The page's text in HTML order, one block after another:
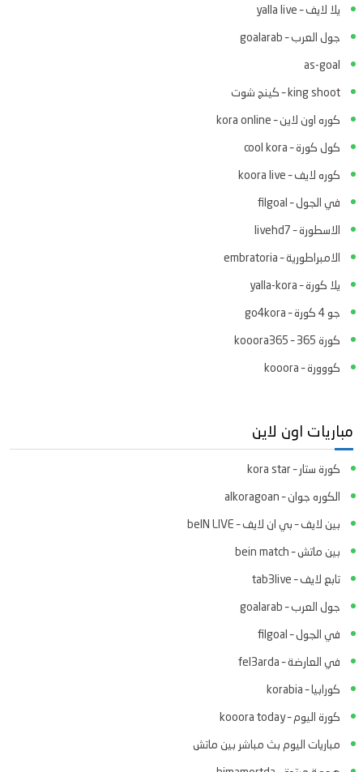
يلا لايف – yalla live
جول العرب – goalarab
as-goal
king shoot – كينج شوت
كوره اون لاين – kora online
كول كورة – cool kora
كوره لايف – koora live
في الجول – filgoal
الاسطورة – livehd7
الامبراطورية – embratoria
يلا كورة – yalla-kora
جو 4 كورة – go4kora
كورة 365 – kooora365
كووورة – kooora
مباريات اون لاين
كورة ستار – kora star
الكوره جوان – alkoragoan
بين لايف – بي ان لايف – beIN LIVE
بين ماتش – bein match
تابع لايف – tab3live
جول العرب – goalarab
في الجول – filgoal
في العارضة – fel3arda
كورابيا – korabia
كورة اليوم – kooora today
مباريات اليوم بث مباشر بين ماتش